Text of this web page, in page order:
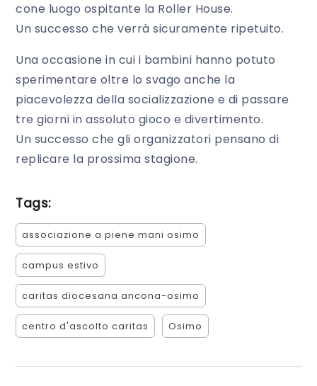
cone luogo ospitante la Roller House.
Un successo che verrà sicuramente ripetuito.
Una occasione in cui i bambini hanno potuto
sperimentare oltre lo svago anche la
piacevolezza della socializzazione e di passare
tre giorni in assoluto gioco e divertimento.
Un successo che gli organizzatori pensano di
replicare la prossima stagione.
Tags:
associazione a piene mani osimo
campus estivo
caritas diocesana ancona-osimo
centro d'ascolto caritas Osimo